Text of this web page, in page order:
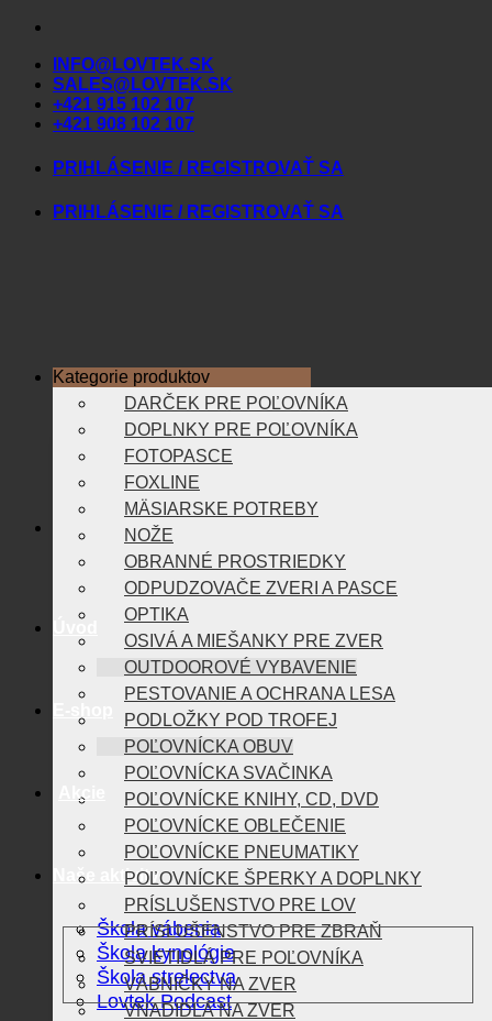
Skip
contentINFO@LOVTEK.SK
SALES@LOVTEK.SK
+421 915 102 107
+421 908 102 107
PRIHLÁSENIE / REGISTROVAŤ SA
PRIHLÁSENIE / REGISTROVAŤ SA
Akcie
Naše aktivity
Škola vábenia
Škola kynológie
Škola strelectva
Lovtek Podcast
Kategorie produktov
DARČEK PRE POĽOVNÍKA
DOPLNKY PRE POĽOVNÍKA
FOTOPASCE
FOXLINE
MÄSIARSKE POTREBY
NOŽE
OBRANNÉ PROSTRIEDKY
ODPUDZOVAČE ZVERI A PASCE
OPTIKA
OSIVÁ A MIEŠANKY PRE ZVER
OUTDOOROVÉ VYBAVENIE
PESTOVANIE A OCHRANA LESA
PODLOŽKY POD TROFEJ
POĽOVNÍCKA OBUV
POĽOVNÍCKA SVAČINKA
POĽOVNÍCKE KNIHY, CD, DVD
POĽOVNÍCKE OBLEČENIE
POĽOVNÍCKE PNEUMATIKY
POĽOVNÍCKE ŠPERKY A DOPLNKY
PRÍSLUŠENSTVO PRE LOV
PRÍSLUŠENSTVO PRE ZBRAŇ
SVIETIDLÁ PRE POĽOVNÍKA
VÁBNIČKY NA ZVER
VNADIDLÁ NA ZVER